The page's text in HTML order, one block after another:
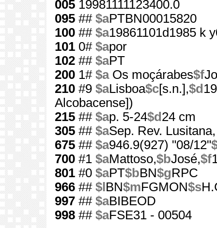
005 19981111123400.0
095 ## $aPTBN00015820
100 ## $a19861101d1985 k
101 0# $apor
102 ## $aPT
200 1# $aOs moçárabes$f
210 #9 $aLisboa$c[s.n.],$d
Alcobacense])
215 ## $ap. 5-24$d 24 cm
305 ## $aSep. Rev.
675 ## $a946.9(927) "08/12"
700 #1 $aMattoso,$bJosé,$f
801 #0 $aPT$bBN$gRPC
966 ## $l BN$mFGMON$s
997 ## $aBIBEOD
998 ## $aFSE31 - 00504